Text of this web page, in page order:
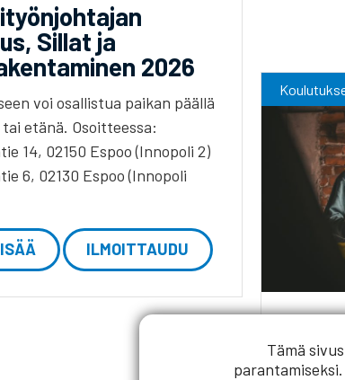
Sillat ja
2026
voi osallistua paikan päällä
tai etänä. Osoitteessa:
14, 02150 Espoo (Innopoli 2)
6, 02130 Espoo (Innopoli
ILMOITTAUDU
Tämä